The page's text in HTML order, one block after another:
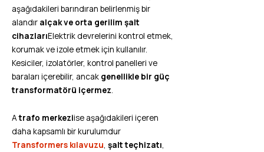
aşağıdakileri barındıran belirlenmiş bir
alandır alçak ve orta gerilim şalt
cihazlarıElektrik devrelerini kontrol etmek,
korumak ve izole etmek için kullanılır.
Kesiciler, izolatörler, kontrol panelleri ve
baraları içerebilir, ancak genellikle bir güç
transformatörü içermez.
Atrafo merkeziise aşağıdakileri içeren
daha kapsamlı bir kurulumdur
Transformers kılavuzu, şalt teçhizatı,